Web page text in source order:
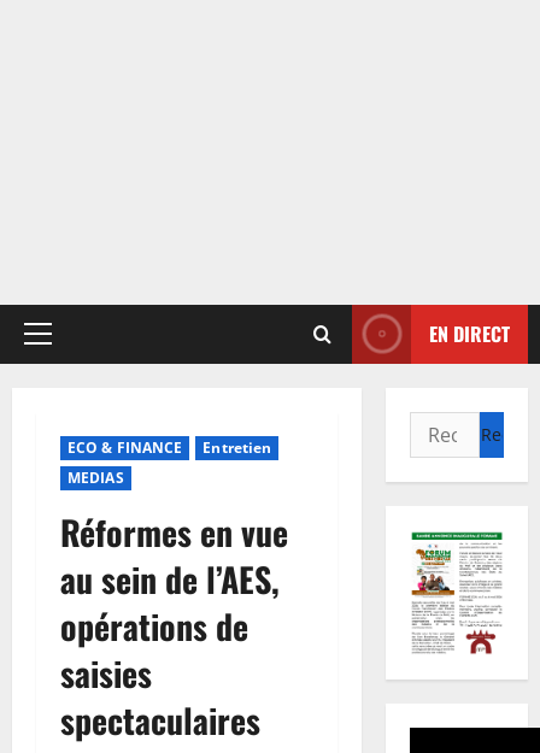
Menu
EN DIRECT
ECO & FINANCE
Entretien
MEDIAS
Réformes en vue
au sein de l’AES,
opérations de
saisies
spectaculaires
Rechercher :